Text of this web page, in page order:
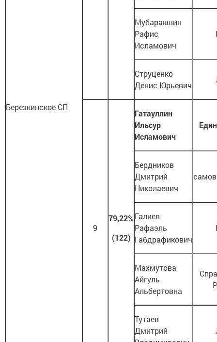
Березкинское СП
Мубаракшин
Рафис
Исламович
Струценко
Денис Юрьевич
9
79,22%
(122)
Гатауллин
Ильсур
Исламович
Бердников
Дмитрий
Николаевич
Галиев
Рафаэль
Габдрафикович
Махмутова
Айгуль
Альбертовна
Тутаев
Дмитрий